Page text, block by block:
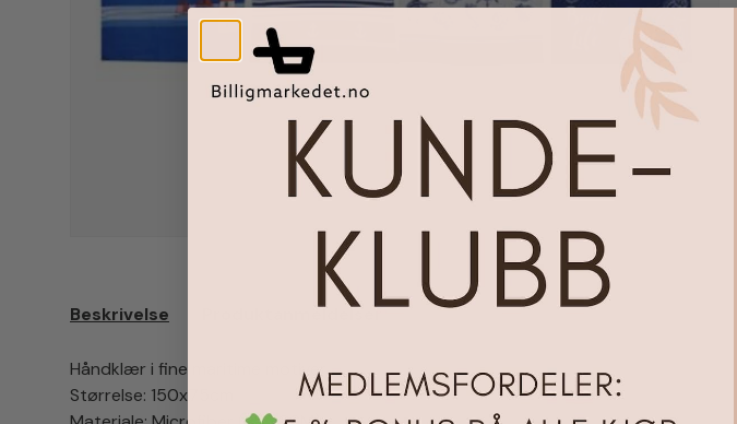
Beskrivelse Produktanmeldelser
Håndklær i fine maritime motiver
Størrelse: 150x75cm